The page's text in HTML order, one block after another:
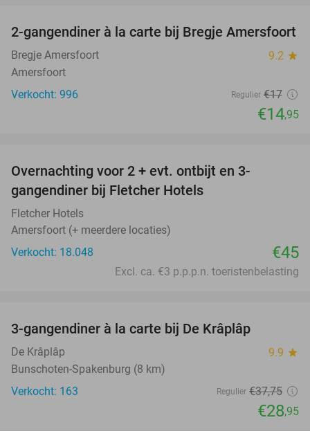
12%
2-gangendiner à la carte bij Bregje Amersfoort
Bregje Amersfoort 9.2 star
Amersfoort
Verkocht: 996
Regulier €17
€14,95
Overnachting voor 2 + evt. ontbijt en 3-
gangendiner bij Fletcher Hotels
Fletcher Hotels
Amersfoort (+ meerdere locaties)
Verkocht: 18.048
€45
Excl. ca. €3 p.p.p.n. toeristenbelasting
3-gangendiner à la carte bij De Krâplâp
De Krâplâp 9.9 star
Bunschoten-Spakenburg (8 km)
Verkocht: 163
Regulier €37,75
€28,95